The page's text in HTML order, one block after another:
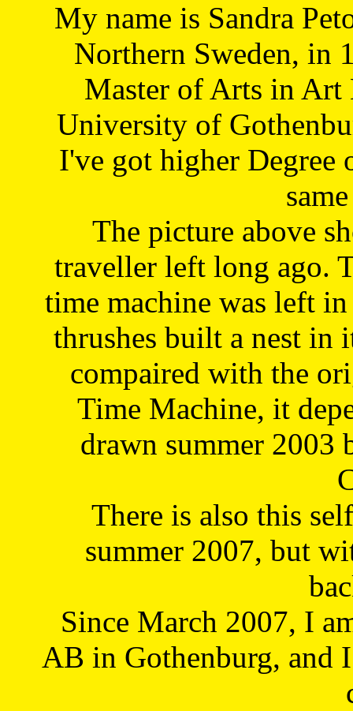
My name is Sandra
Northern Sweden, in
Master of Arts in Art
University of
I've got higher Degree
The picture above
traveller left long ago.
time machine was left
thrushes built a nest in
compaired with the
Time Machine, it
drawn summer 2003
There is also this
summer 2007, but
Since March 2007, I
AB in Gothenburg, and